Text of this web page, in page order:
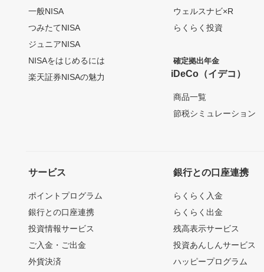
一般NISA
つみたてNISA
ジュニアNISA
NISAをはじめるには
楽天証券NISAの魅力
ウェルスナビ×R
らくらく投資
確定拠出年金
iDeCo（イデコ）
商品一覧
節税シミュレーション
サービス
ポイントプログラム
銀行との口座連携
投資情報サービス
ご入金・ご出金
外貨決済
銀行との口座連携
らくらく入金
らくらく出金
残高表示サービス
投資あんしんサービス
ハッピープログラム